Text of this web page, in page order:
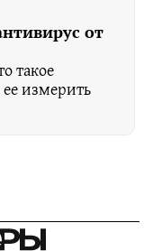
от
такое
измерить